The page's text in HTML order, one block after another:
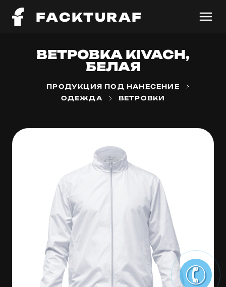
FACKTURAF
ВЕТРОВКА KIVACH,
БЕЛАЯ
ПРОДУКЦИЯ ПОД НАНЕСЕНИЕ
ОДЕЖДА
ВЕТРОВКИ